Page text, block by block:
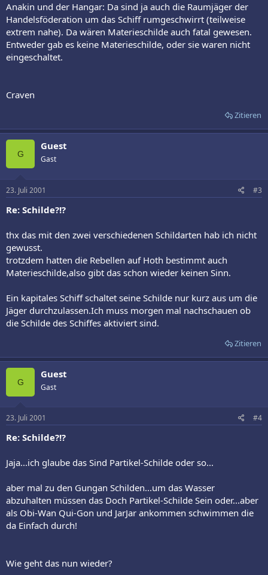
Anakin und der Hangar: Da sind ja auch die Raumjäger der
Handelsföderation um das Schiff rumgeschwirrt (teilweise
extrem nahe). Da wären Materieschilde auch fatal gewesen.
Entweder gab es keine Materieschilde, oder sie waren nicht
eingeschaltet.
Craven
Zitieren
G
Guest
Gast
23. Juli 2001 #3
Re: Schilde?!?
thx das mit den zwei verschiedenen Schildarten hab ich nicht
gewusst.
trotzdem hatten die Rebellen auf Hoth bestimmt auch
Materieschilde,also gibt das schon wieder keinen Sinn.
Ein kapitales Schiff schaltet seine Schilde nur kurz aus um die
Jäger durchzulassen.Ich muss morgen mal nachschauen ob
die Schilde des Schiffes aktiviert sind.
Zitieren
G
Guest
Gast
23. Juli 2001 #4
Re: Schilde?!?
Jaja...ich glaube das Sind Partikel-Schilde oder so...
aber mal zu den Gungan Schilden...um das Wasser
abzuhalten müssen das Doch Partikel-Schilde Sein oder...aber
als Obi-Wan Qui-Gon und JarJar ankommen schwimmen die
da Einfach durch!
Wie geht das nun wieder?